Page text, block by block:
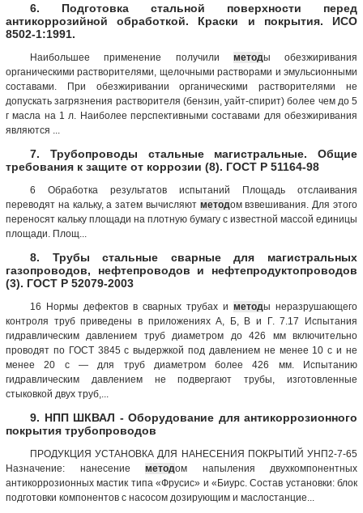
6. Подготовка стальной поверхности перед
антикоррозийной обработкой. Краски и покрытия. ИСО
8502-1:1991.
Наибольшее применение получили методы обезжиривания
органическими растворителями, щелочными растворами и эмульсионными
составами. При обезжиривании органическими растворителями не
допускать загрязнения растворителя (бензин, уайт-спирит) более чем до 5
г масла на 1 л. Наиболее перспективными составами для обезжиривания
являются ...
7. Трубопроводы стальные магистральные. Общие
требования к защите от коррозии (8). ГОСТ Р 51164-98
6 Обработка результатов испытаний Площадь отслаивания
переводят на кальку, а затем вычисляют методом взвешивания. Для этого
переносят кальку площади на плотную бумагу с известной массой единицы
площади. Площ...
8. Трубы стальные сварные для магистральных
газопроводов, нефтепроводов и нефтепродуктопроводов
(3). ГОСТ Р 52079-2003
16 Нормы дефектов в сварных трубах и методы неразрушающего
контроля труб приведены в приложениях А, Б, В и Г. 7.17 Испытания
гидравлическим давлением труб диаметром до 426 мм включительно
проводят по ГОСТ 3845 с выдержкой под давлением не менее 10 с и не
менее 20 с — для труб диаметром более 426 мм. Испытанию
гидравлическим давлением не подвергают трубы, изготовленные
стыковкой двух труб,...
9. НПП ШКВАЛ - Оборудование для антикоррозионного
покрытия трубопроводов
ПРОДУКЦИЯ УСТАНОВКА ДЛЯ НАНЕСЕНИЯ ПОКРЫТИЙ УНП2-7-65
Назначение: нанесение методом напыления двухкомпонентных
антикоррозионных мастик типа «Фрусис» и «Биурс. Состав установки: блок
подготовки компонентов с насосом дозирующим и маслостанцие...